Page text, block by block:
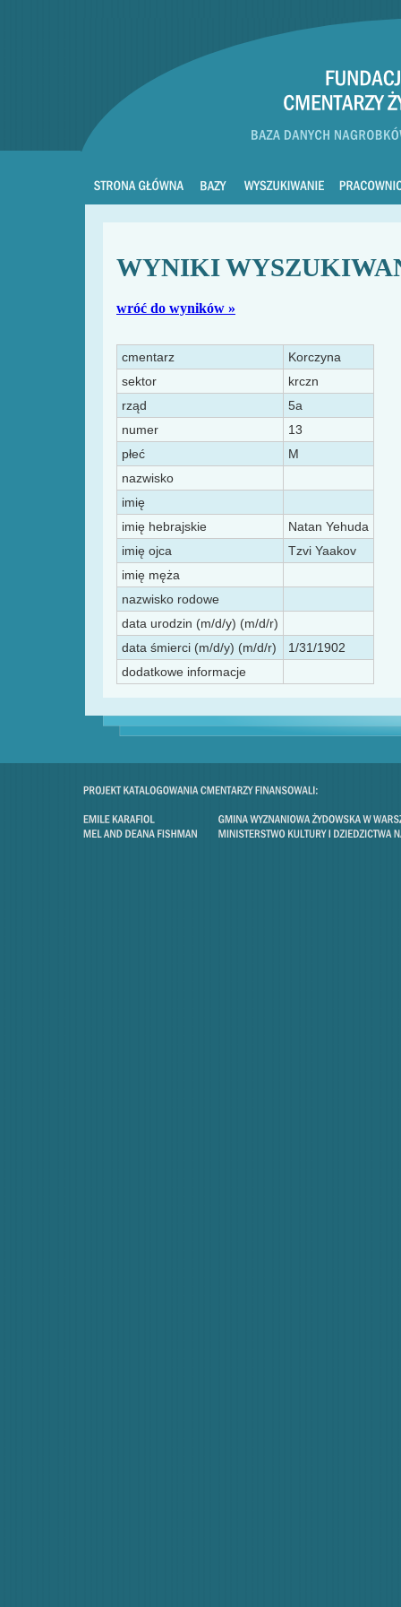
WYNIKI
wróć do wyników »
cmentarz
Korczyna
sektor
krczn
rząd
5a
numer
13
płeć
M
nazwisko
imię
imię hebrajskie
Natan Yehuda
imię ojca
Tzvi Yaakov
imię męża
nazwisko rodowe
data urodzin (m/d/y) (m/d/r)
data śmierci (m/d/y) (m/d/r)
1/31/1902
dodatkowe informacje